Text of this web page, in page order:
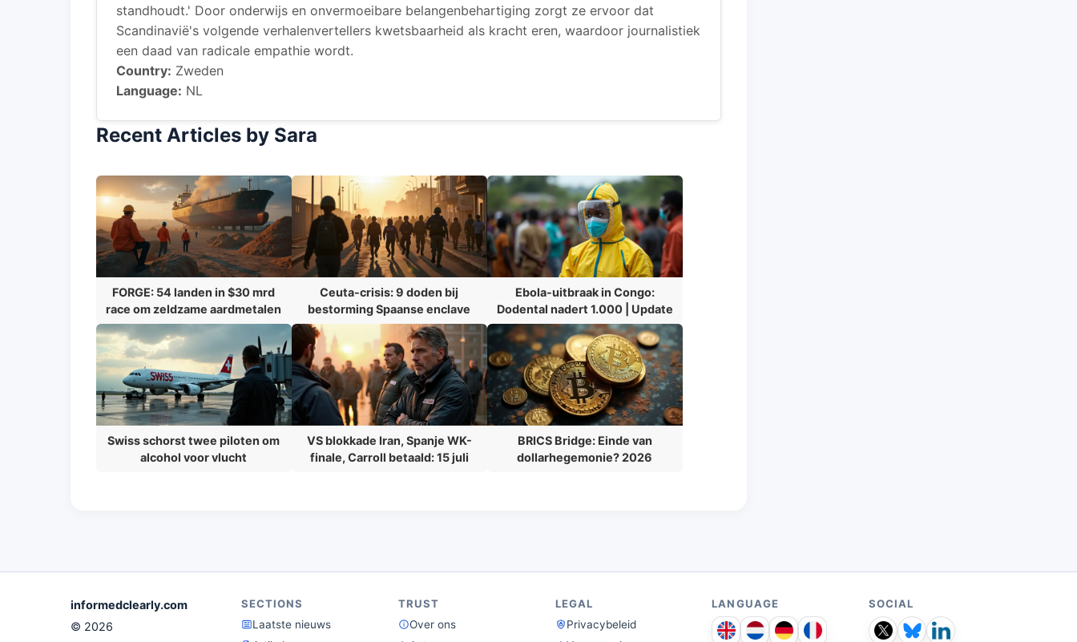
standhoudt.' Door onderwijs en onvermoeibare belangenbehartiging zorgt ze ervoor dat
Scandinavië's volgende verhalenvertellers kwetsbaarheid als kracht eren, waardoor journalistiek
een daad van radicale empathie wordt.
Country: Zweden
Language: NL
Recent Articles by Sara
FORGE: 54 landen in $30 mrd
race om zeldzame aardmetalen
Ceuta-crisis: 9 doden bij
bestorming Spaanse enclave
Ebola-uitbraak in Congo:
Dodental nadert 1.000 | Update
Swiss schorst twee piloten om
alcohol voor vlucht
VS blokkade Iran, Spanje WK-
finale, Carroll betaald: 15 juli
BRICS Bridge: Einde van
dollarhegemonie? 2026
informedclearly.com
© 2026
SECTIONS
Laatste nieuws
TRUST
Over ons
LEGAL
Privacybeleid
LANGUAGE SOCIAL